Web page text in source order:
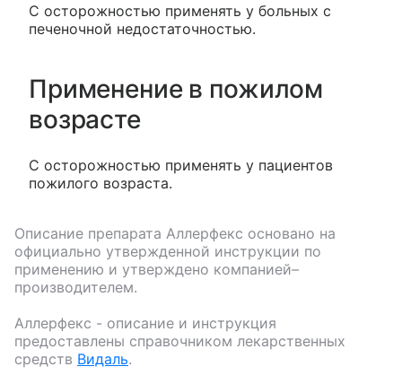
С осторожностью применять у больных с
печеночной недостаточностью.
Применение в пожилом
возрасте
С осторожностью применять у пациентов
пожилого возраста.
Описание препарата Аллерфекс основано на
официально утвержденной инструкции по
применению и утверждено компанией–
производителем.
Аллерфекс - описание и инструкция
предоставлены справочником лекарственных
средств Видаль.